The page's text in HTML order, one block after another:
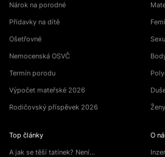
Nárok na porodné
Přídavky na dítě
Ošetřovné
Nemocenská OSVČ
Termín porodu
Výpočet mateřské 2026
Rodičovský příspěvek 2026
Top články
A jak se těší tatínek? Není…
O